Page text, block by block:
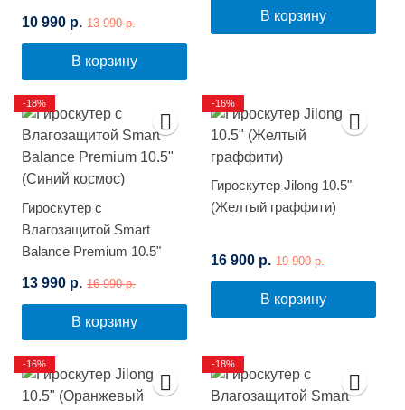
10 990 р. 13 990 р.
В корзину
В корзину
Гироскутер с
Влагозащитой Smart
Balance Premium 10.5"
13 990 р. 16 990 р.
В корзину
-18%
Гироскутер Jilong 10.5"
(Желтый граффити)
16 900 р. 19 900 р.
В корзину
-16%
-16% -18%